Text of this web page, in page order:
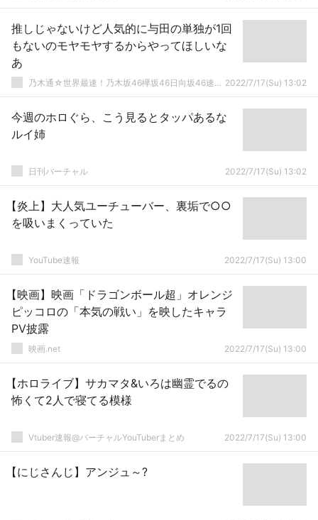
推しじゃないけど人気的に与田の単独が1回
もないのモヤモヤするからやってほしいな
あ
乃木通☆世界最速！乃木坂46欅坂46日向坂46速報まとめ 2022/7/17(Su) 13:02
今週のホロぐら、こう見るとタッパあるな
ルイ姉
日刊バーチャル 2022/7/17(Su) 13:02
【炎上】大人気ユーチューバー、裏垢で○○
を吸いまくっていた
YouTube速報 2022/7/17(Su) 13:00
【映画】映画「ドラゴンボール超」オレンジ
ピッコロの「本気の戦い」を映したキャラ
PV披露
映画.net 2022/7/17(Su) 13:00
【ホロライブ】サカマタ&いろは幽霊でるの
怖くて2人で寝てる模様
Vtuber速報@バーチャルYouTuberまとめ 2022/7/17(Su) 13:00
【にじさんじ】アンジュ～?